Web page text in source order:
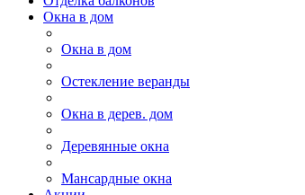
Окна в дом
Окна в дом
Остекление веранды
Окна в дерев. дом
Деревянные окна
Мансардные окна